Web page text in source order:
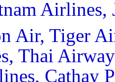
Airlines,
Air, Tiger
Thai
Cathay